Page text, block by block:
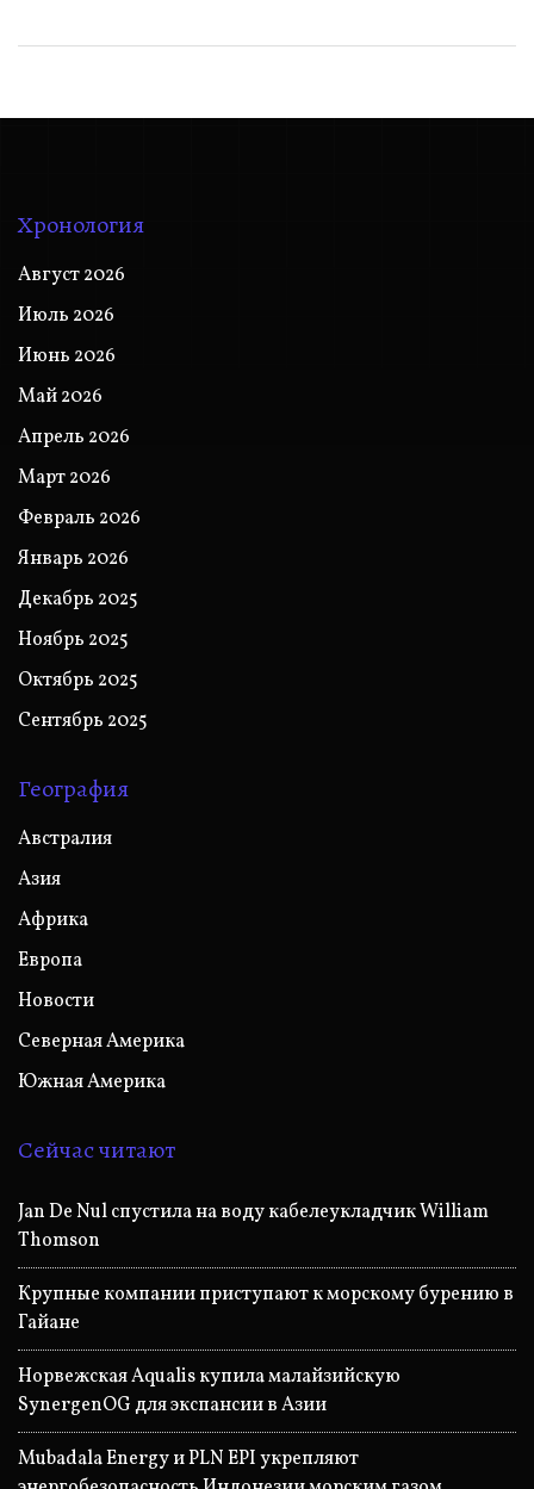
Хронология
Август 2026
Июль 2026
Июнь 2026
Май 2026
Апрель 2026
Март 2026
Февраль 2026
Январь 2026
Декабрь 2025
Ноябрь 2025
Октябрь 2025
Сентябрь 2025
География
Австралия
Азия
Африка
Европа
Новости
Северная Америка
Южная Америка
Сейчас читают
Jan De Nul спустила на воду кабелеукладчик William
Thomson
Крупные компании приступают к морскому бурению в
Гайане
Норвежская Aqualis купила малайзийскую
SynergenOG для экспансии в Азии
Mubadala Energy и PLN EPI укрепляют